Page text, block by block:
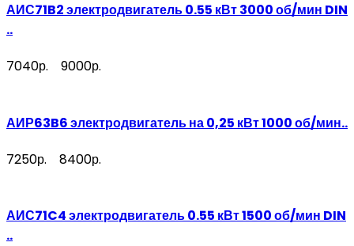
АИС71B2 электродвигатель 0.55 кВт 3000 об/мин DIN
..
7040р. 9000р.
АИР63B6 электродвигатель на 0,25 кВт 1000 об/мин..
7250р. 8400р.
АИС71C4 электродвигатель 0.55 кВт 1500 об/мин DIN
..